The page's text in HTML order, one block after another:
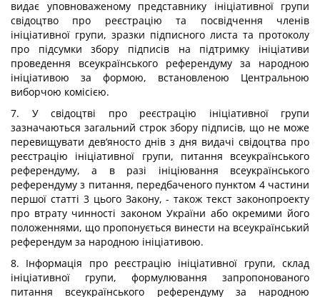
видає уповноваженому представнику ініціативної групи
свідоцтво про реєстрацію та посвідчення членів
ініціативної групи, зразки підписного листа та протоколу
про підсумки збору підписів на підтримку ініціативи
проведення всеукраїнського референдуму за народною
ініціативою за формою, встановленою Центральною
виборчою комісією.
7. У свідоцтві про реєстрацію ініціативної групи
зазначаються загальний строк збору підписів, що не може
перевищувати дев’яносто днів з дня видачі свідоцтва про
реєстрацію ініціативної групи, питання всеукраїнського
референдуму, а в разі ініціювання всеукраїнського
референдуму з питання, передбаченого пунктом 4 частини
першої статті 3 цього Закону, - також текст законопроекту
про втрату чинності законом України або окремими його
положеннями, що пропонується винести на всеукраїнський
референдум за народною ініціативою.
8. Інформація про реєстрацію ініціативної групи, склад
ініціативної групи, формулювання запропонованого
питання всеукраїнського референдуму за народною